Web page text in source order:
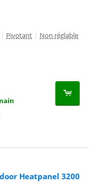
| Pivotant | Non réglable
Heatpanel 3200